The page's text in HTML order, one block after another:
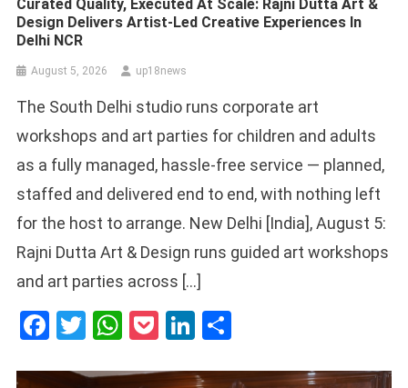
Curated Quality, Executed At Scale: Rajni Dutta Art &
Design Delivers Artist-Led Creative Experiences In
Delhi NCR
August 5, 2026 up18news
The South Delhi studio runs corporate art
workshops and art parties for children and adults
as a fully managed, hassle-free service — planned,
staffed and delivered end to end, with nothing left
for the host to arrange. New Delhi [India], August 5:
Rajni Dutta Art & Design runs guided art workshops
and art parties across […]
Facebook
Twitter
WhatsApp
PocketLinkedIn